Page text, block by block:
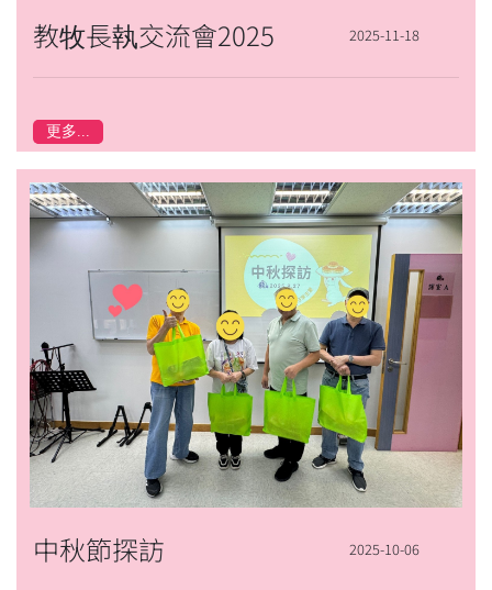
教牧長執交流會2025 2025-11-18
更多...
中秋節探訪 2025-10-06